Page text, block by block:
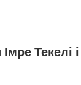
Текелі і